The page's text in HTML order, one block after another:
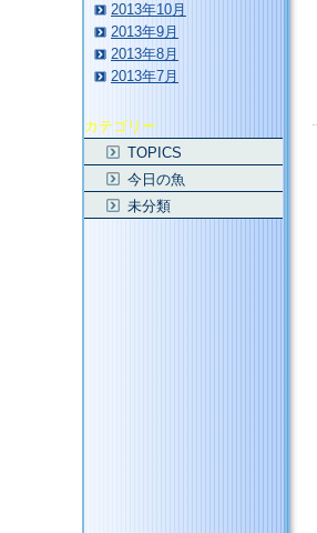
2013年10月
2013年9月
2013年8月
2013年7月
カテゴリー
TOPICS
今日の魚
未分類